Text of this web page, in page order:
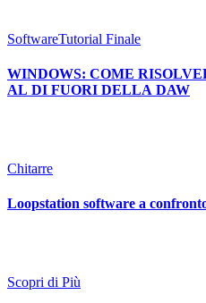
SoftwareTutorial Finale
WINDOWS: COME
AL DI FUORI DELLA DAW
Chitarre
Loopstation software a
Scopri di Più